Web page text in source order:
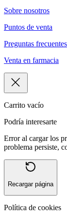
Sobre nosotros
Puntos de venta
Preguntas frecuentes
Venta en farmacia
Carrito vacío
Podría interesarte
Error al cargar los
problema persiste,
Recargar página
Política de cookies